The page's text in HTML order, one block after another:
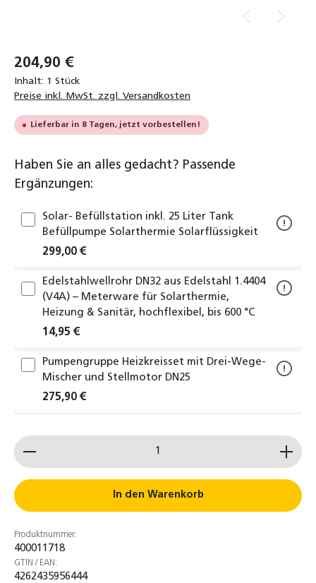
204,90 €
Inhalt: 1 Stück
Preise inkl. MwSt. zzgl. Versandkosten
Lieferbar in 8 Tagen, jetzt vorbestellen!
Haben Sie an alles gedacht? Passende
Ergänzungen:
Solar- Befüllstation inkl. 25 Liter Tank
Befüllpumpe Solarthermie Solarflüssigkeit
299,00 €
Edelstahlwellrohr DN32 aus Edelstahl 1.4404
(V4A) – Meterware für Solarthermie,
Heizung & Sanitär, hochflexibel, bis 600 °C
14,95 €
Pumpengruppe Heizkreisset mit Drei-Wege-
Mischer und Stellmotor DN25
275,90 €
Frostschutz für Wasserheizungssysteme
DN25 Wellrohr Verschraubung
Schnellverschraubung Schnellkupplung für
17,90 €
Heizungs-Ausdehnungsgefäß mit Fuß 35 L –
Produkt Anzahl: Gib den gewünschten Wert ein
In den Warenkorb
Produktnummer:
400011718
GTIN / EAN:
4262435956444